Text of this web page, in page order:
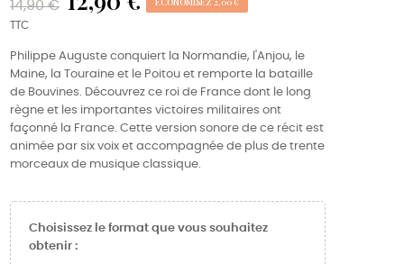
14,90 €
TTC
Philippe Auguste conquiert la Normandie, l'Anjou, le
Maine, la Touraine et le Poitou et remporte la bataille
de Bouvines. Découvrez ce roi de France dont le long
règne et les importantes victoires militaires ont
façonné la France. Cette version sonore de ce récit est
animée par six voix et accompagnée de plus de trente
morceaux de musique classique.
Choisissez le format que vous souhaitez
obtenir :